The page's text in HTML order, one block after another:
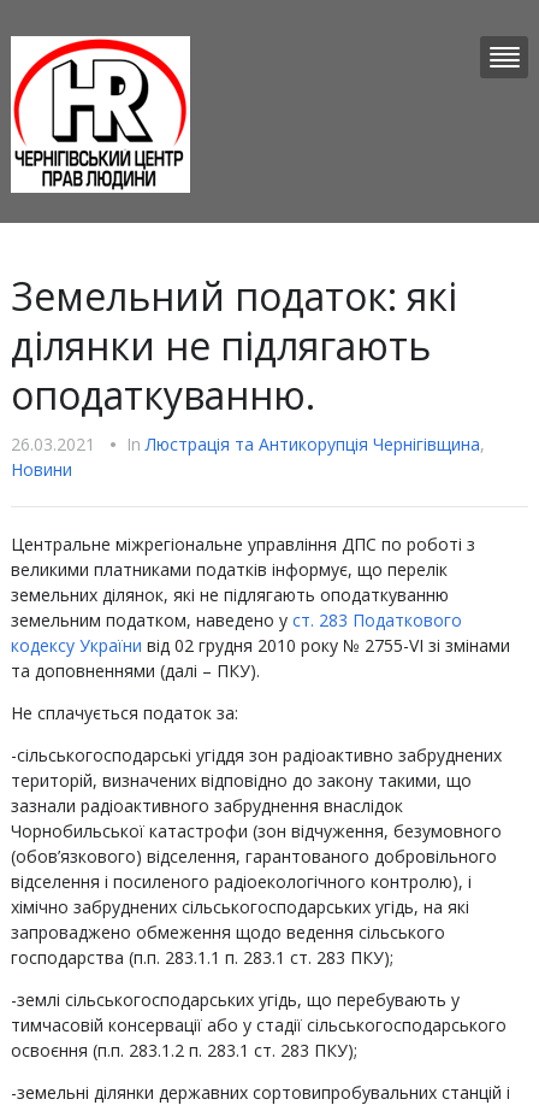
Земельний податок: які
ділянки не підлягають
оподаткуванню.
26.03.2021 • InЛюстрацiя та Антикорупцiя Чернігівщина,
Новини
Центральне міжрегіональне управління ДПС по роботі з
великими платниками податків інформує, що перелік
земельних ділянок, які не підлягають оподаткуванню
земельним податком, наведено у ст. 283 Податкового
кодексу України від 02 грудня 2010 року № 2755-VI зі змінами
та доповненнями (далі – ПКУ).
Не сплачується податок за:
-сільськогосподарські угіддя зон радіоактивно забруднених
територій, визначених відповідно до закону такими, що
зазнали радіоактивного забруднення внаслідок
Чорнобильської катастрофи (зон відчуження, безумовного
(обов’язкового) відселення, гарантованого добровільного
відселення і посиленого радіоекологічного контролю), і
хімічно забруднених сільськогосподарських угідь, на які
запроваджено обмеження щодо ведення сільського
господарства (п.п. 283.1.1 п. 283.1 ст. 283 ПКУ);
-землі сільськогосподарських угідь, що перебувають у
тимчасовій консервації або у стадії сільськогосподарського
освоєння (п.п. 283.1.2 п. 283.1 ст. 283 ПКУ);
-земельні ділянки державних сортовипробувальних станцій і